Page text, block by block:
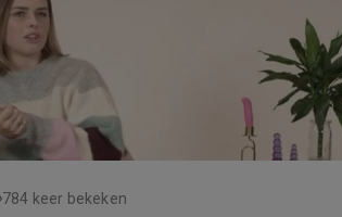
784 keer bekeken